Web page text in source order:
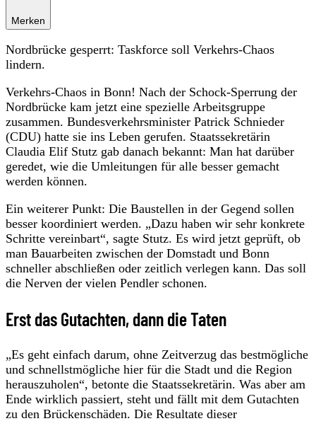
Merken
Nordbrücke gesperrt: Taskforce soll Verkehrs-Chaos
lindern.
Verkehrs-Chaos in Bonn! Nach der Schock-Sperrung der
Nordbrücke kam jetzt eine spezielle Arbeitsgruppe
zusammen. Bundesverkehrsminister Patrick Schnieder
(CDU) hatte sie ins Leben gerufen. Staatssekretärin
Claudia Elif Stutz gab danach bekannt: Man hat darüber
geredet, wie die Umleitungen für alle besser gemacht
werden können.
Ein weiterer Punkt: Die Baustellen in der Gegend sollen
besser koordiniert werden. „Dazu haben wir sehr konkrete
Schritte vereinbart“, sagte Stutz. Es wird jetzt geprüft, ob
man Bauarbeiten zwischen der Domstadt und Bonn
schneller abschließen oder zeitlich verlegen kann. Das soll
die Nerven der vielen Pendler schonen.
Erst das Gutachten, dann die Taten
„Es geht einfach darum, ohne Zeitverzug das bestmögliche
und schnellstmögliche hier für die Stadt und die Region
herauszuholen“, betonte die Staatssekretärin. Was aber am
Ende wirklich passiert, steht und fällt mit dem Gutachten
zu den Brückenschäden. Die Resultate dieser